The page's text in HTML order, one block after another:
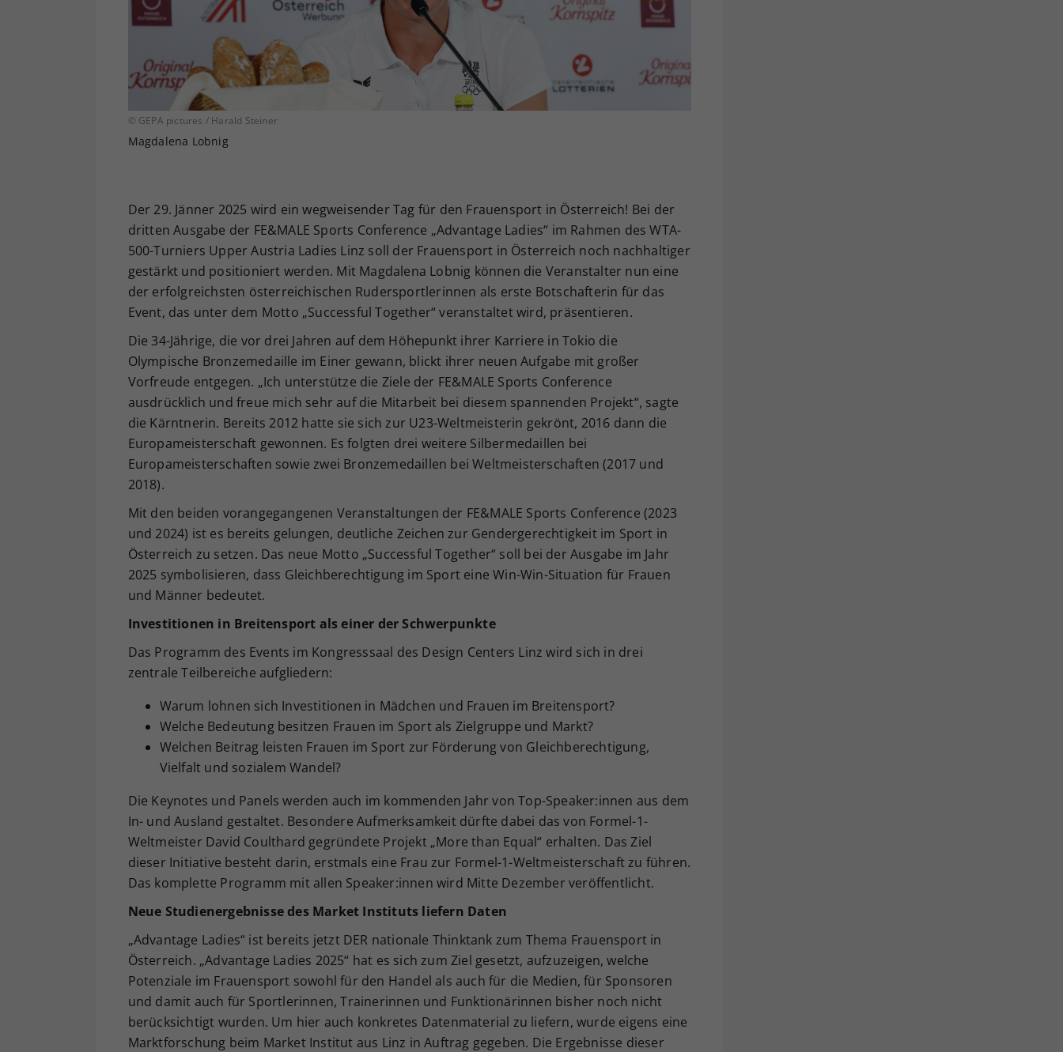
© GEPA pictures / Harald Steiner
Magdalena Lobnig
Der 29. Jänner 2025 wird ein wegweisender Tag für den Frauensport in Österreich! Bei der
dritten Ausgabe der FE&MALE Sports Conference „Advantage Ladies“ im Rahmen des WTA-
500-Turniers Upper Austria Ladies Linz soll der Frauensport in Österreich noch nachhaltiger
gestärkt und positioniert werden. Mit Magdalena Lobnig können die Veranstalter nun eine
der erfolgreichsten österreichischen Rudersportlerinnen als erste Botschafterin für das
Event, das unter dem Motto „Successful Together“ veranstaltet wird, präsentieren.
Die 34-Jährige, die vor drei Jahren auf dem Höhepunkt ihrer Karriere in Tokio die
Olympische Bronzemedaille im Einer gewann, blickt ihrer neuen Aufgabe mit großer
Vorfreude entgegen. „Ich unterstütze die Ziele der FE&MALE Sports Conference
ausdrücklich und freue mich sehr auf die Mitarbeit bei diesem spannenden Projekt“, sagte
die Kärntnerin. Bereits 2012 hatte sie sich zur U23-Weltmeisterin gekrönt, 2016 dann die
Europameisterschaft gewonnen. Es folgten drei weitere Silbermedaillen bei
Europameisterschaften sowie zwei Bronzemedaillen bei Weltmeisterschaften (2017 und
2018).
Mit den beiden vorangegangenen Veranstaltungen der FE&MALE Sports Conference (2023
und 2024) ist es bereits gelungen, deutliche Zeichen zur Gendergerechtigkeit im Sport in
Österreich zu setzen. Das neue Motto „Successful Together“ soll bei der Ausgabe im Jahr
2025 symbolisieren, dass Gleichberechtigung im Sport eine Win-Win-Situation für Frauen
und Männer bedeutet.
Investitionen in Breitensport als einer der Schwerpunkte
Das Programm des Events im Kongresssaal des Design Centers Linz wird sich in drei
zentrale Teilbereiche aufgliedern:
Warum lohnen sich Investitionen in Mädchen und Frauen im Breitensport?
Welche Bedeutung besitzen Frauen im Sport als Zielgruppe und Markt?
Welchen Beitrag leisten Frauen im Sport zur Förderung von Gleichberechtigung,
Vielfalt und sozialem Wandel?
Die Keynotes und Panels werden auch im kommenden Jahr von Top-Speaker:innen aus dem
In- und Ausland gestaltet. Besondere Aufmerksamkeit dürfte dabei das von Formel-1-
Weltmeister David Coulthard gegründete Projekt „More than Equal“ erhalten. Das Ziel
dieser Initiative besteht darin, erstmals eine Frau zur Formel-1-Weltmeisterschaft zu führen.
Das komplette Programm mit allen Speaker:innen wird Mitte Dezember veröffentlicht.
Neue Studienergebnisse des Market Instituts liefern Daten
„Advantage Ladies“ ist bereits jetzt DER nationale Thinktank zum Thema Frauensport in
Österreich. „Advantage Ladies 2025“ hat es sich zum Ziel gesetzt, aufzuzeigen, welche
Potenziale im Frauensport sowohl für den Handel als auch für die Medien, für Sponsoren
und damit auch für Sportlerinnen, Trainerinnen und Funktionärinnen bisher noch nicht
berücksichtigt wurden. Um hier auch konkretes Datenmaterial zu liefern, wurde eigens eine
Marktforschung beim Market Institut aus Linz in Auftrag gegeben. Die Ergebnisse dieser
Ihrer vorgenommen Einstellungen, falls der
Webseiten-Betreiber dies eingestellt hat.